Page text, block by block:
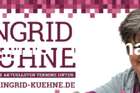
- Nur